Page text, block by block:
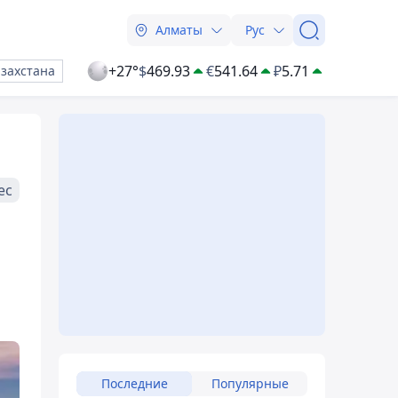
Алматы Рус
+27°$469.93 €541.64 ₽5.71
Последние Популярные